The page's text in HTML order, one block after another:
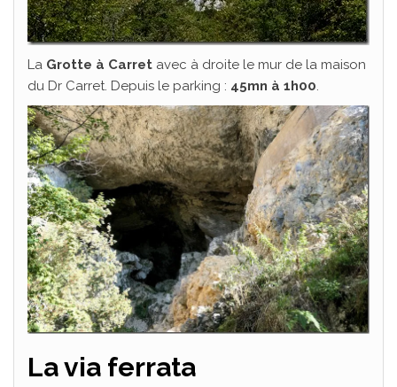
La Grotte à Carret avec à droite le mur de la maison
du Dr Carret. Depuis le parking : 45mn à 1h00.
La via ferrata